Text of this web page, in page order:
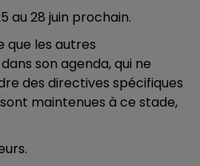
au 28 juin prochain.
que les autres
son agenda, qui ne
des directives spécifiques
maintenues à ce stade,